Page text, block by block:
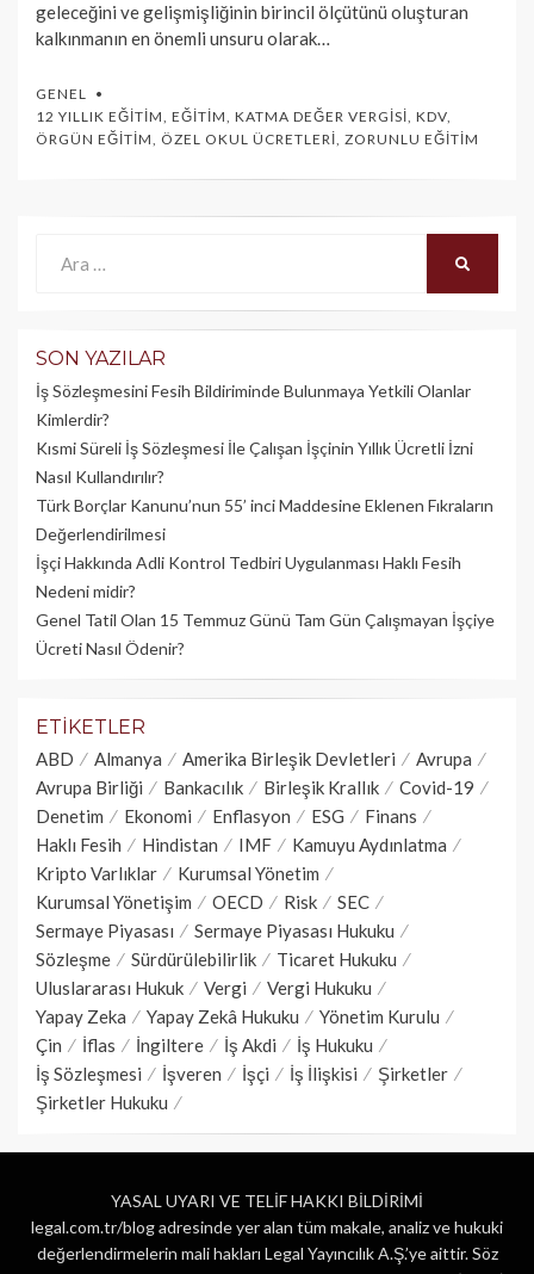
geleceğini ve gelişmişliğinin birincil ölçütünü oluşturan
kalkınmanın en önemli unsuru olarak…
GENEL
12 YILLIK EĞITIM, EĞITIM, KATMA DEĞER VERGISI, KDV,
ÖRGÜN EĞITIM, ÖZEL OKUL ÜCRETLERI, ZORUNLU EĞITIM
SON YAZILAR
İş Sözleşmesini Fesih Bildiriminde Bulunmaya Yetkili Olanlar
Kimlerdir?
Kısmi Süreli İş Sözleşmesi İle Çalışan İşçinin Yıllık Üc­retli İzni
Nasıl Kullandırılır?
Türk Borçlar Kanunu’nun 55’ inci Maddesine Eklenen Fıkraların
Değerlendirilmesi
İşçi Hakkında Adli Kontrol Tedbiri Uygulanması Haklı Fesih
Nedeni midir?
Genel Tatil Olan 15 Temmuz Günü Tam Gün Çalışmayan İşçiye
Ücreti Nasıl Ödenir?
ETIKETLER
ABD Almanya Amerika Birleşik Devletleri
Avrupa
Avrupa Birliği
Bankacılık Birleşik Krallık
Covid-19
Denetim
Ekonomi Enflasyon ESG
Finans
Haklı Fesih
Hindistan IMF
Kamuyu Aydınlatma
Kripto Varlıklar
Kurumsal Yönetim
Kurumsal Yönetişim
OECD Risk
SEC
Sermaye Piyasası
Sermaye Piyasası Hukuku
Sözleşme
Sürdürülebilirlik
Ticaret Hukuku
Uluslararası Hukuk
Vergi
Vergi Hukuku
Yapay Zeka
Yapay Zekâ Hukuku
Yönetim Kurulu
Çin
İflas İngiltere İş Akdi
İş Hukuku
İş Sözleşmesi
İşveren İşçi İş İlişkisi
Şirketler
Şirketler Hukuku
YASAL UYARI VE TELİF HAKKI BİLDİRİMİ
legal.com.tr/blog adresinde yer alan tüm makale, analiz ve hukuki
değerlendirmelerin mali hakları Legal Yayıncılık A.Ş.’ye aittir. Söz